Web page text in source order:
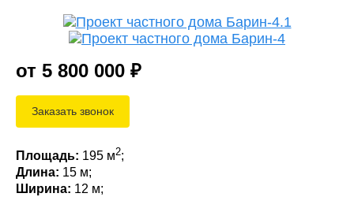
от 5 800 000 ₽
Заказать звонок
Площадь: 195 м2;
Длина: 15 м;
Ширина: 12 м;